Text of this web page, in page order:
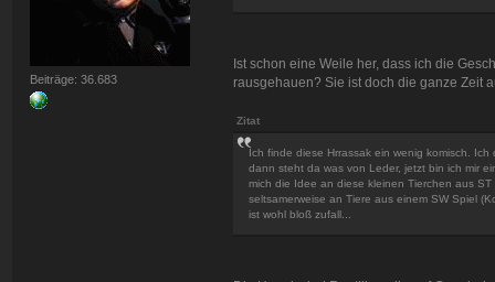
Beiträge: 36.683
Ist schon eine Weile her, dass ich die
rausgehauen? Sie ist doch die ganze Zeit
Zitat
Ich finde diese Hrrassak ein wenig komisch.
dann steht da was von Leder, jetzt bin ich mir
mich die Idee an diese kleinen Tierchen aus
seltsamerweise an Tiere aus einem SW Spiel
ist wohl bloß zufall...